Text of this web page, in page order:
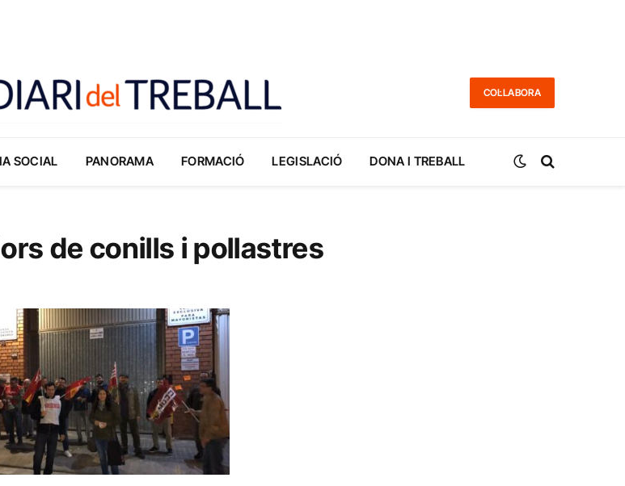
COL·LABORA
SOCIAL PANORAMA FORMACIÓ LEGISLACIÓ DONA I TREBALL
de conills i pollastres